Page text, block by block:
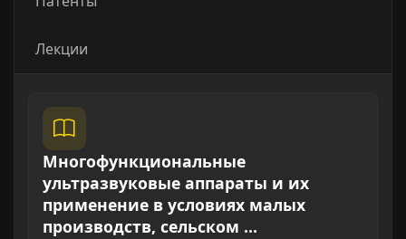
Лекции
Многофункциональные
ультразвуковые аппараты и их
применение в условиях малых
производств, сельском …